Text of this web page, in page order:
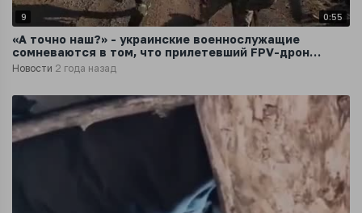
9 0:55
«А точно наш?» - украинские военнослужащие
сомневаются в том, что прилетевший FPV-дрон
принадлежит ВСУ
Новости 2 года назад